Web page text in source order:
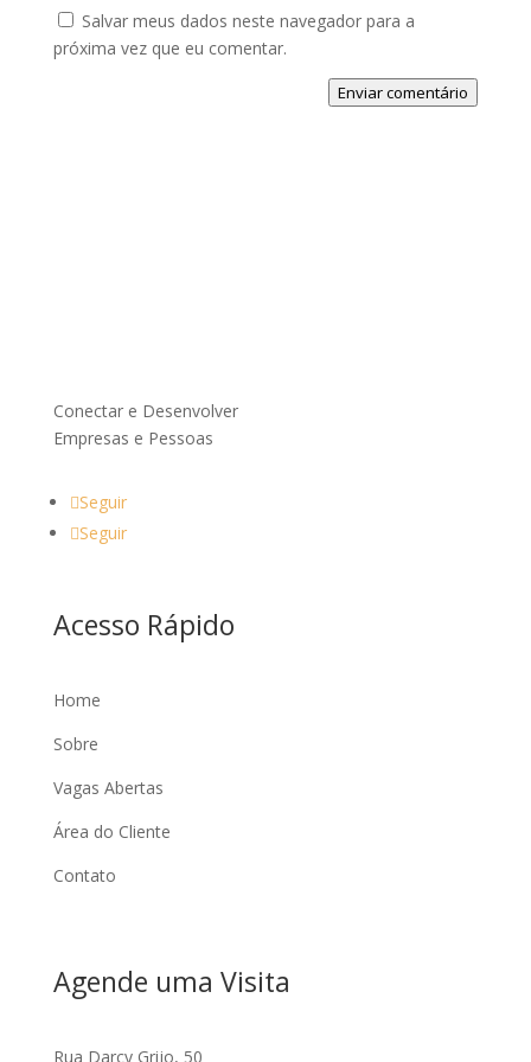
Salvar meus dados neste navegador para a
próxima vez que eu comentar.
Enviar comentário
Conectar e Desenvolver
Empresas e Pessoas
Seguir
Seguir
Acesso Rápido
Home
Sobre
Vagas Abertas
Área do Cliente
Contato
Agende uma Visita
Rua Darcy Grijo, 50